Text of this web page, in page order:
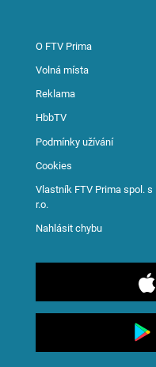
O FTV Prima
Volná místa
Reklama
HbbTV
Podmínky užívání
Cookies
Vlastník FTV Prima spol. s
r.o.
Nahlásit chybu